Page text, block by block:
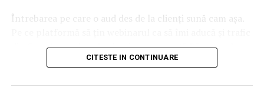
Întrebarea pe care o aud des de la clienți sună cam așa.
din Google, nu doar lead-uri pe moment? Răspunsul
scurt e că platforma contează, dar nu în felul în care
CITESTE IN CONTINUARE